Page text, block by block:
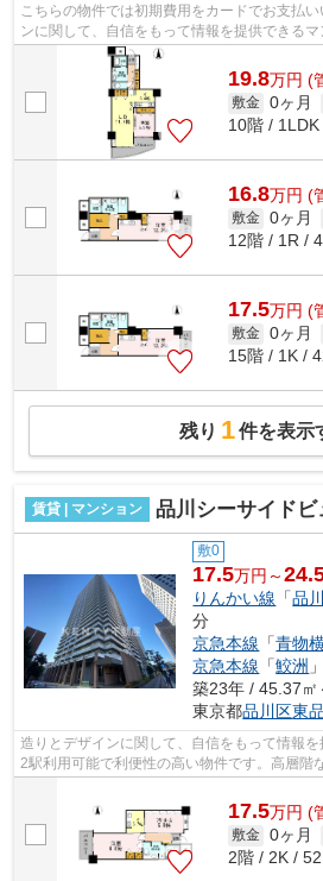
こちらの物件では初期費用をカードでお支払
ンに関して、自信をもって情報を提供できる
件なので、よく電車を利用する方にピッ...
19.8万円 (
敷金 0ヶ月
10階 /
16.8万円 (
敷金 0ヶ月
12階 / 1R /
17.5万円 (
敷金 0ヶ月
15階 / 1K /
残り 1件を表示
賃貸 | マンション 品川シーサイド
敷0
17.5万円～
りんかい線 「品
分
京急本線 「青物
京急本線 「鮫洲
築23年 / 45.37㎡
東京都品川区東
造りとデザインに関して、自信をもって情報を
2駅利用可能で利便性の高い物件です。高層階
家の中でゆったりと過ごせます。道が平...
17.5万円 (
敷金 0ヶ月
2階 / 2K /